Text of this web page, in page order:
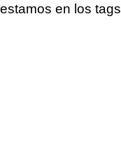
estamos en los tags